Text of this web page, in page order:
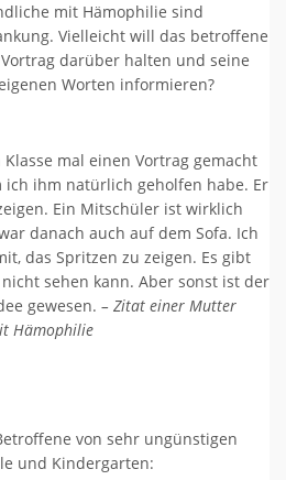
mit Hämophilie sind
Vielleicht will das betroffene
darüber halten und seine
Worten informieren?
mal einen Vortrag gemacht
ich ihm natürlich geholfen habe. Er
Ein Mitschüler ist wirklich
danach auch auf dem Sofa. Ich
das Spritzen zu zeigen. Es gibt
sehen kann. Aber sonst ist der
gewesen. – Zitat einer Mutter
Hämophilie
von sehr ungünstigen
und Kindergarten: